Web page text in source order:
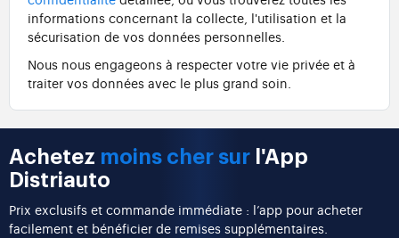
informations concernant la collecte, l'utilisation et la
sécurisation de vos données personnelles.
Nous nous engageons à respecter votre vie privée et à
traiter vos données avec le plus grand soin.
Achetez moins cher sur l'App
Distriauto
Prix exclusifs et commande immédiate : l’app pour acheter
facilement et bénéficier de remises supplémentaires.